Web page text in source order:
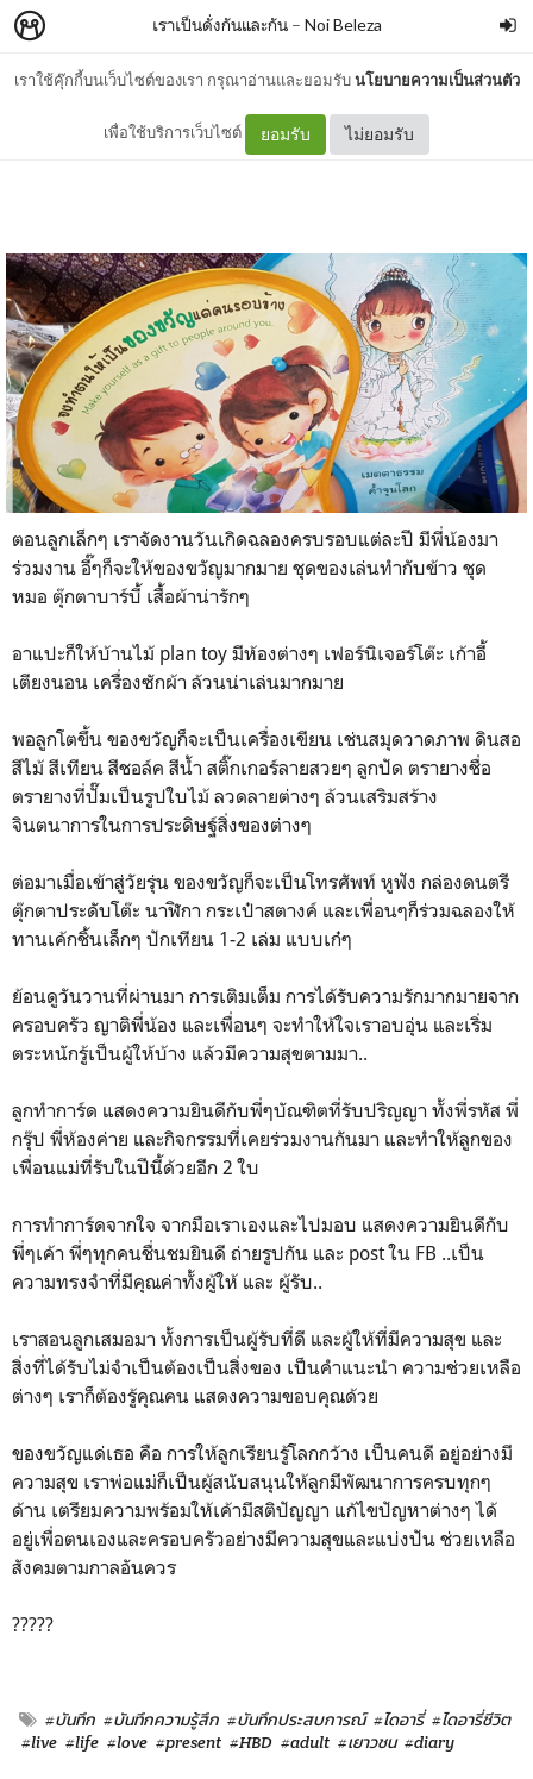
เราใช้คุ๊กกี้บนเว็บไซต์ของเรา กรุณาอ่านและยอมรับนโยบายความเป็นส่วนตัว
เพื่อใช้บริการเว็บไซต์ ยอมรับ ไม่ยอมรับ
เราเป็นดั่งกันและกัน– Noi Beleza
ของขวัญ..แด่เธอ
ตอนลูกเล็กๆ เราจัดงานวันเกิดฉลองครบรอบแต่ละปี มีพี่น้องมา
ร่วมงาน อี๊ๆก็จะให้ของขวัญมากมาย ชุดของเล่นทำกับข้าว ชุด
หมอ ตุ๊กตาบาร์บี้ เสื้อผ้าน่ารักๆ
อาแปะก็ให้บ้านไม้ plan toy มีห้องต่างๆ เฟอร์นิเจอร์โต๊ะ เก้าอี้
เตียงนอน เครื่องซักผ้า ล้วนน่าเล่นมากมาย
พอลูกโตขึ้น ของขวัญก็จะเป็นเครื่องเขียน เช่นสมุดวาดภาพ ดินสอ
สีไม้ สีเทียน สีชอล์ค สีน้ำ สติ๊กเกอร์ลายสวยๆ ลูกปัด ตรายางชื่อ
ตรายางที่ปั๊มเป็นรูปใบไม้ ลวดลายต่างๆ ล้วนเสริมสร้าง
จินตนาการในการประดิษฐ์สิ่งของต่างๆ
ต่อมาเมื่อเข้าสู่วัยรุ่น ของขวัญก็จะเป็นโทรศัพท์ หูฟัง กล่องดนตรี
ตุ๊กตาประดับโต๊ะ นาฬิกา กระเป๋าสตางค์ และเพื่อนๆก็ร่วมฉลองให้
ทานเค้กชิ้นเล็กๆ ปักเทียน 1-2 เล่ม แบบเก๋ๆ
ย้อนดูวันวานที่ผ่านมา การเติมเต็ม การได้รับความรักมากมายจาก
ครอบครัว ญาติพี่น้อง และเพื่อนๆ จะทำให้ใจเราอบอุ่น และเริ่ม
ตระหนักรู้เป็นผู้ให้บ้าง แล้วมีความสุขตามมา..
ลูกทำการ์ด แสดงความยินดีกับพี่ๆบัณฑิตที่รับปริญญา ทั้งพี่รหัส พี่
กรุ๊ป พี่ห้องค่าย และกิจกรรมที่เคยร่วมงานกันมา และทำให้ลูกของ
เพื่อนแม่ที่รับในปีนี้ด้วยอีก 2 ใบ
การทำการ์ดจากใจ จากมือเราเองและไปมอบ แสดงความยินดีกับ
พี่ๆเค้า พี่ๆทุกคนชื่นชมยินดี ถ่ายรูปกัน และ post ใน FB ..เป็น
ความทรงจำที่มีคุณค่าทั้งผู้ให้ และ ผู้รับ..
เราสอนลูกเสมอมา ทั้งการเป็นผู้รับที่ดี และผู้ให้ที่มีความสุข และ
สิ่งที่ได้รับไม่จำเป็นต้องเป็นสิ่งของ เป็นคำแนะนำ ความช่วยเหลือ
ต่างๆ เราก็ต้องรู้คุณคน แสดงความขอบคุณด้วย
ของขวัญแด่เธอ คือ การให้ลูกเรียนรู้โลกกว้าง เป็นคนดี อยู่อย่างมี
ความสุข เราพ่อแม่ก็เป็นผู้สนับสนุนให้ลูกมีพัฒนาการครบทุกๆ
ด้าน เตรียมความพร้อมให้เค้ามีสติปัญญา แก้ไขปัญหาต่างๆ ได้
อยู่เพื่อตนเองและครอบครัวอย่างมีความสุขและแบ่งปัน ช่วยเหลือ
สังคมตามกาลอันควร
?????
#บันทึก #บันทึกความรู้สึก #บันทึกประสบการณ์ #ไดอารี่ #ไดอารี่ชีวิต
#live #life #love #present #HBD #adult #เยาวชน #diary